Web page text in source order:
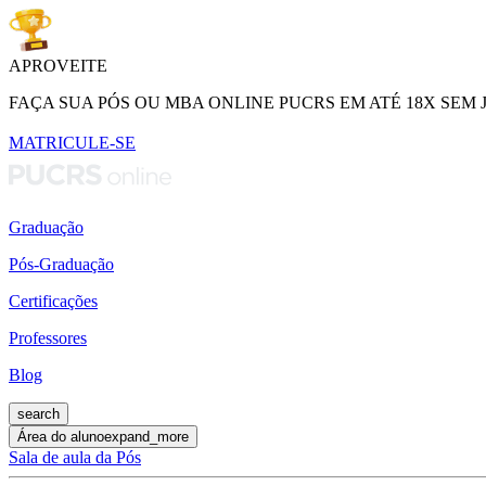
APROVEITE
FAÇA SUA PÓS OU MBA ONLINE PUCRS EM ATÉ 18X SEM
MATRICULE-SE
Graduação
Pós-Graduação
Certificações
Professores
Blog
search
Área do alunoexpand_more
Sala de aula da Pós